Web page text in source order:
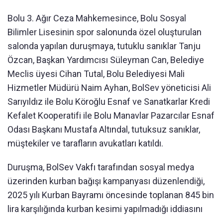
Bolu 3. Ağır Ceza Mahkemesince, Bolu Sosyal
Bilimler Lisesinin spor salonunda özel oluşturulan
salonda yapılan duruşmaya, tutuklu sanıklar Tanju
Özcan, Başkan Yardımcısı Süleyman Can, Belediye
Meclis üyesi Cihan Tutal, Bolu Belediyesi Mali
Hizmetler Müdürü Naim Ayhan, BolSev yöneticisi Ali
Sarıyıldız ile Bolu Köroğlu Esnaf ve Sanatkarlar Kredi
Kefalet Kooperatifi ile Bolu Manavlar Pazarcılar Esnaf
Odası Başkanı Mustafa Altındal, tutuksuz sanıklar,
müştekiler ve tarafların avukatları katıldı.
Duruşma, BolSev Vakfı tarafından sosyal medya
üzerinden kurban bağışı kampanyası düzenlendiği,
2025 yılı Kurban Bayramı öncesinde toplanan 845 bin
lira karşılığında kurban kesimi yapılmadığı iddiasını